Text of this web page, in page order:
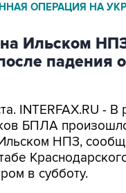
ОПЕРАЦИЯ НА
Ильском
падения
INTERFAX.RU - В
БПЛА
НПЗ,
в субботу.